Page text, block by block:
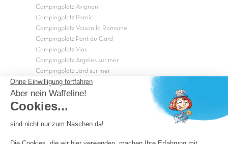
Campingplatz Avignon
Campingplatz Pornic
Campingplatz Vaison la Romaine
Campingplatz Pont du Gard
Campingplatz Vias
Campingplatz Argeles sur mer
Campingplatz Jard sur mer
Campingplatz Sarzeau
Campingplatz Fréjus
Campingplätze in Camargue